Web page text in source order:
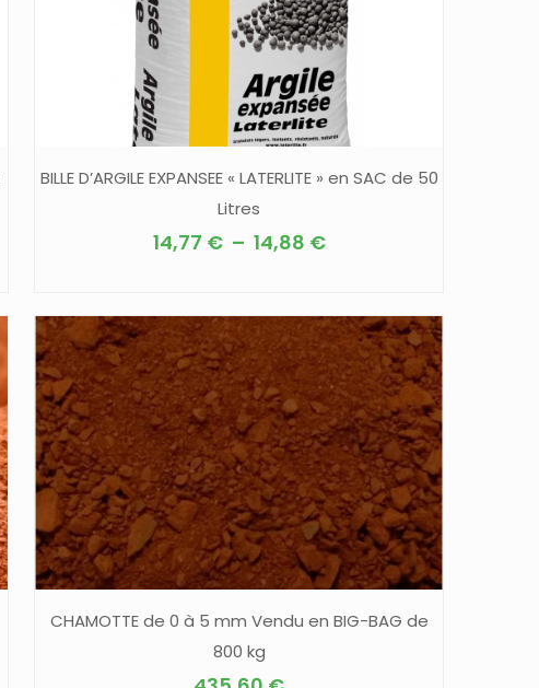
BILLE D’ARGILE EXPANSEE « LATERLITE » en SAC de 50
Litres
14,77 € – 14,88 €Plage
14,77 €
à
14,88 €
produit
a
plusieurs
variations.
Les
options
peuvent
être
choisies
sur
la
page
du
CHAMOTTE de 0 à 5 mm Vendu en BIG-BAG de
800 kg